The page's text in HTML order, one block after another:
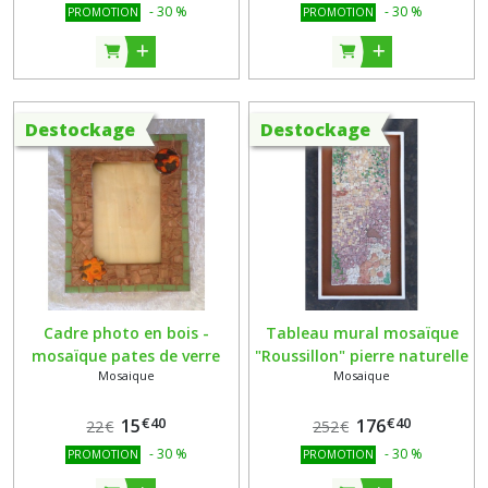
PROMOTION -30 % PROMOTION -30 %
Destockage
Cadre photo en bois -
mosaïque pates de verre
vertes et marron irisées -
(Boutique Poppy Bis)
Mosaique
22€ 15€40
PROMOTION -30 %
Destockage
Tableau mural mosaïque
"Roussillon" pierre naturelle
verre sur support wedi® et
Mosaique
252€ 176€40
PROMOTION -30 %